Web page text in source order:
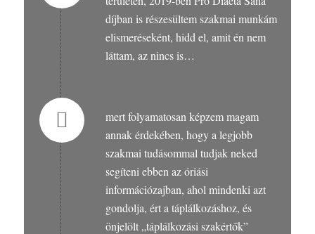
díjban is részesültem szakmai munkám
elismeréseként, hidd el, amit én nem
láttam, az nincs is…
mert folyamatosan képzem magam
annak érdekében, hogy a legjobb
szakmai tudásommal tudjak neked
segíteni ebben az óriási
információzajban, ahol mindenki azt
gondolja, ért a táplálkozáshoz, és
önjelölt „táplálkozási szakértők”